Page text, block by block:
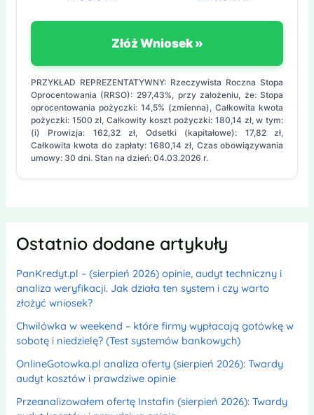
Złóż Wniosek »
PRZYKŁAD REPREZENTATYWNY: Rzeczywista Roczna Stopa
Oprocentowania (RRSO): 297,43%, przy założeniu, że: Stopa
oprocentowania pożyczki: 14,5% (zmienna), Całkowita kwota
pożyczki: 1500 zł, Całkowity koszt pożyczki: 180,14 zł, w tym:
(i) Prowizja: 162,32 zł, Odsetki (kapitałowe): 17,82 zł,
Całkowita kwota do zapłaty: 1680,14 zł, Czas obowiązywania
umowy: 30 dni. Stan na dzień: 04.03.2026 r.
Ostatnio dodane artykuły
PanKredyt.pl – (sierpień 2026) opinie, audyt techniczny i
analiza weryfikacji. Jak działa ten system i czy warto
złożyć wniosek?
Chwilówka w weekend – które firmy wypłacają gotówkę w
sobotę i niedzielę? (Test systemów bankowych)
OnlineGotowka.pl analiza oferty (sierpień 2026): Twardy
audyt kosztów i prawdziwe opinie
Przeanalizowałem ofertę Instafin (sierpień 2026): Twardy